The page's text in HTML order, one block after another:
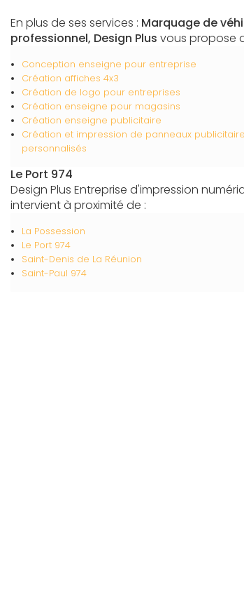
En plus de ses services : Marquage de
professionnel, Design Plus vous propose
Conception enseigne pour entreprise
Création affiches 4x3
Création de logo pour entreprises
Création enseigne pour magasins
Création enseigne publicitaire
Création et impression de panneaux
personnalisés
Le Port 974
Design Plus Entreprise d'impression
intervient à proximité de :
La Possession
Le Port 974
Saint-Denis de La Réunion
Saint-Paul 974